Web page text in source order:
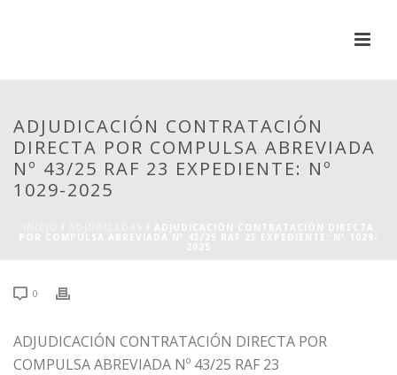
ADJUDICACIÓN CONTRATACIÓN
DIRECTA POR COMPULSA ABREVIADA
Nº 43/25 RAF 23 EXPEDIENTE: Nº
1029-2025
0
ADJUDICACIÓN CONTRATACIÓN DIRECTA POR
COMPULSA ABREVIADA Nº 43/25 RAF 23